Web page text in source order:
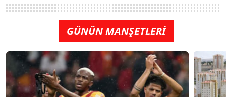
GÜNÜN MANŞETLERİ